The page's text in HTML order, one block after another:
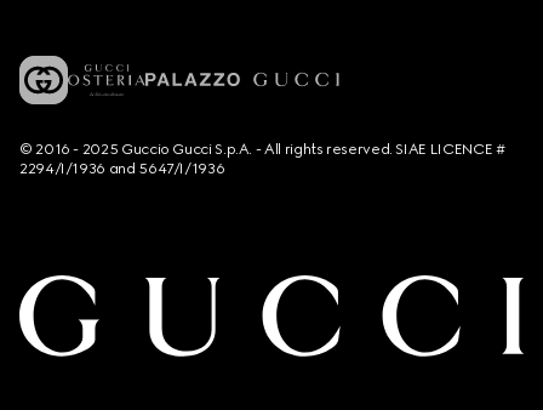
© 2016 - 2025 Guccio Gucci S.p.A. - All rights reserved. SIAE LICENCE #
2294/I/1936 and 5647/I/1936